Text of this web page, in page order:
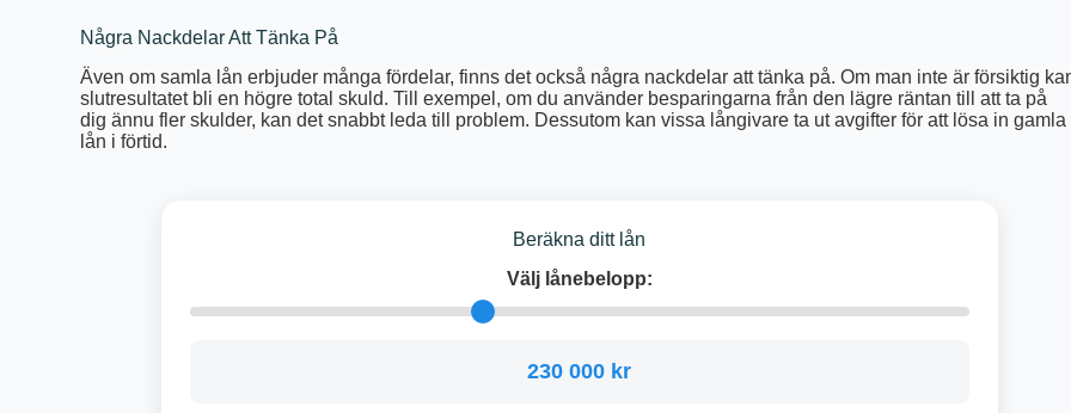
Några Nackdelar Att Tänka På
Även om samla lån erbjuder många fördelar, finns det också några nackdelar att tänka på. Om man inte är försiktig
slutresultatet bli en högre total skuld. Till exempel, om du använder besparingarna från den lägre räntan till att ta på
dig ännu fler skulder, kan det snabbt leda till problem. Dessutom kan vissa långivare ta ut avgifter för att lösa in gamla
lån i förtid.
Beräkna ditt lån
Välj lånebelopp:
230 000 kr